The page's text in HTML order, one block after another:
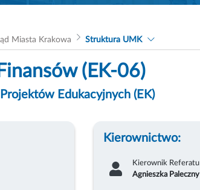
Miasta Krakowa Struktura UMK
(EK-06)
Edukacyjnych (EK)
Kierownictwo:
Kierownik Referatu
Agnieszka Paleczny